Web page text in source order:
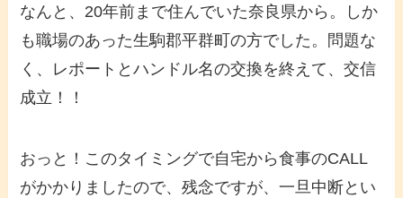
なんと、20年前まで住んでいた奈良県から。しか
も職場のあった生駒郡平群町の方でした。問題な
く、レポートとハンドル名の交換を終えて、交信
成立！！
おっと！このタイミングで自宅から食事のCALL
がかかりましたので、残念ですが、一旦中断とい